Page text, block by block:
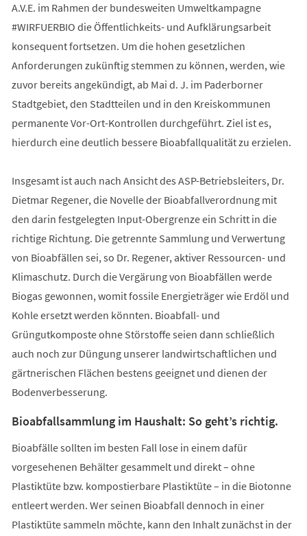
A.V.E. im Rahmen der bundesweiten Umweltkampagne
#WIRFUERBIO die Öffentlichkeits- und Aufklärungsarbeit
konsequent fortsetzen. Um die hohen gesetzlichen
Anforderungen zukünftig stemmen zu können, werden, wie
zuvor bereits angekündigt, ab Mai d. J. im Paderborner
Stadtgebiet, den Stadtteilen und in den Kreiskommunen
permanente Vor-Ort-Kontrollen durchgeführt. Ziel ist es,
hierdurch eine deutlich bessere Bioabfallqualität zu erzielen.
Insgesamt ist auch nach Ansicht des ASP-Betriebsleiters, Dr.
Dietmar Regener, die Novelle der Bioabfallverordnung mit
den darin festgelegten Input-Obergrenze ein Schritt in die
richtige Richtung. Die getrennte Sammlung und Verwertung
von Bioabfällen sei, so Dr. Regener, aktiver Ressourcen- und
Klimaschutz. Durch die Vergärung von Bioabfällen werde
Biogas gewonnen, womit fossile Energieträger wie Erdöl und
Kohle ersetzt werden könnten. Bioabfall- und
Grüngutkomposte ohne Störstoffe seien dann schließlich
auch noch zur Düngung unserer landwirtschaftlichen und
gärtnerischen Flächen bestens geeignet und dienen der
Bodenverbesserung.
Bioabfallsammlung im Haushalt: So geht’s richtig.
Bioabfälle sollten im besten Fall lose in einem dafür
vorgesehenen Behälter gesammelt und direkt – ohne
Plastiktüte bzw. kompostierbare Plastiktüte – in die Biotonne
entleert werden. Wer seinen Bioabfall dennoch in einer
Plastiktüte sammeln möchte, kann den Inhalt zunächst in der